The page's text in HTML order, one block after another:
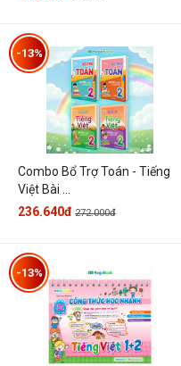
Combo Bổ Trợ Toán - Tiếng
Việt Bài ...
-13%
236.640đ 272.000đ
-13%